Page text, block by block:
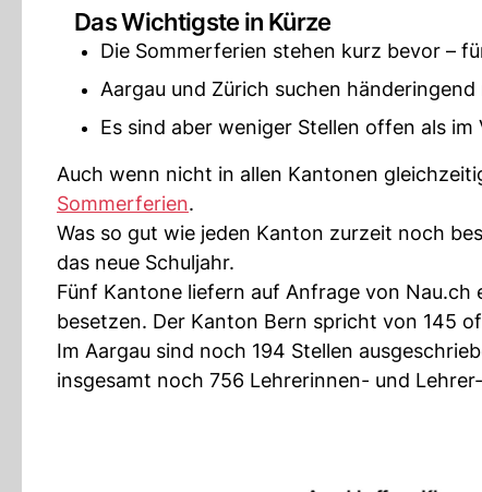
Das Wichtigste in Kürze
Die Sommerferien stehen kurz bevor –
Aargau und Zürich suchen
Es sind aber weniger Stellen offen als
Auch wenn nicht in allen Kantonen
Sommerferien.
Was so gut wie jeden Kanton zurzeit noch
das neue Schuljahr.
Fünf Kantone liefern auf Anfrage von Nau.ch
besetzen. Der Kanton Bern spricht von 145
Im Aargau sind noch 194 Stellen
insgesamt noch 756 Lehrerinnen- und Lehrer-